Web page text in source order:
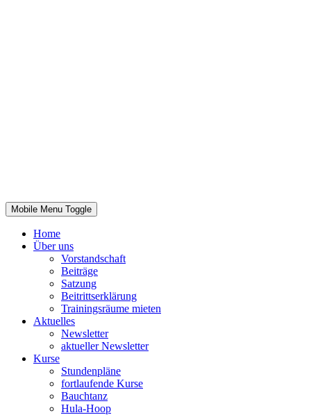
Mobile Menu Toggle
Home
Über uns
Vorstandschaft
Beiträge
Satzung
Beitrittserklärung
Trainingsräume mieten
Aktuelles
Newsletter
aktueller Newsletter
Kurse
Stundenpläne
fortlaufende Kurse
Bauchtanz
Hula-Hoop